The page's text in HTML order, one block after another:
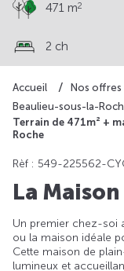
Accueil Nos
Beaulieu-sous-la-
Terrain de 471m² +
Roche
471 m2
2 ch
Rèf : 549-225562-
La Maison
Un premier chez-soi
ou la maison idéale
Cette maison de
lumineux et